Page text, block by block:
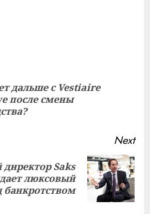
дальше с Vestiaire
после смены
Next
Saks
люксовый
банкротством